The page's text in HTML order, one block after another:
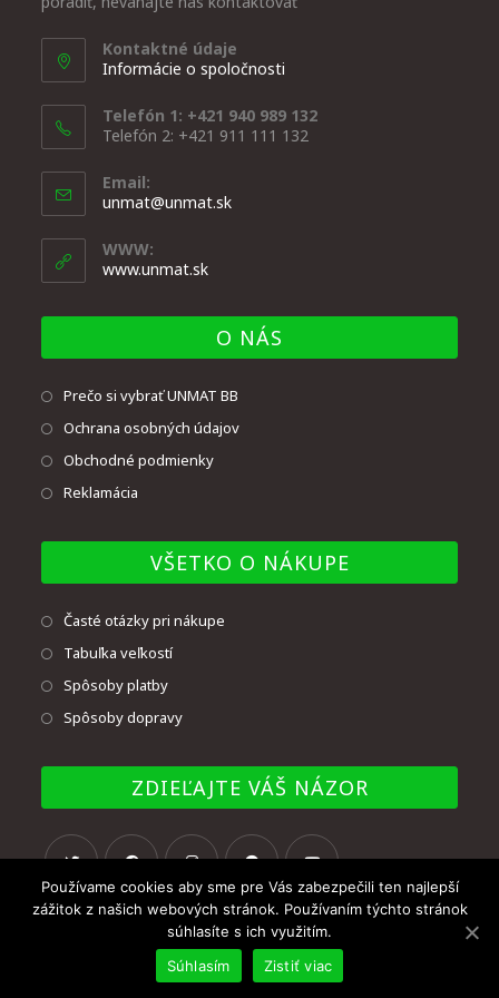
Kontaktné údaje
Informácie o spoločnosti
Telefón 1: +421 940 989 132
Telefón 2: +421 911 111 132
Email:
unmat@unmat.sk
WWW:
www.unmat.sk
O NÁS
Prečo si vybrať UNMAT BB
Ochrana osobných údajov
Obchodné podmienky
Reklamácia
VŠETKO O NÁKUPE
Časté otázky pri nákupe
Tabuľka veľkostí
Spôsoby platby
Spôsoby dopravy
ZDIEĽAJTE VÁŠ NÁZOR
© Copyright - UNMAT BB, s.r.o. 2020
Používame cookies aby sme pre Vás zabezpečili ten najlepší
zážitok z našich webových stránok. Používaním týchto stránok
súhlasíte s ich využitím.
Súhlasím
Zistiť viac